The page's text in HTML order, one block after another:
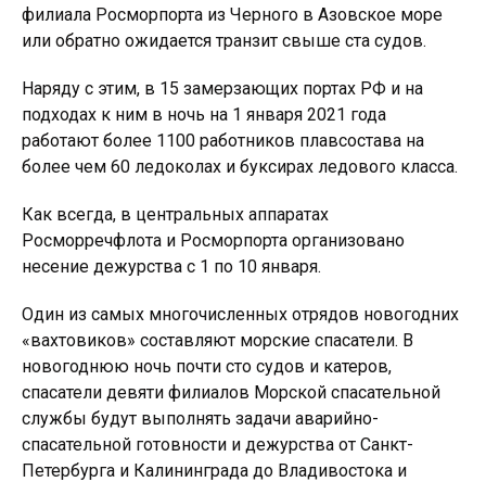
филиала Росморпорта из Черного в Азовское море
или обратно ожидается транзит свыше ста судов.
Наряду с этим, в 15 замерзающих портах РФ и на
подходах к ним в ночь на 1 января 2021 года
работают более 1100 работников плавсостава на
более чем 60 ледоколах и буксирах ледового класса.
Как всегда, в центральных аппаратах
Росморречфлота и Росморпорта организовано
несение дежурства с 1 по 10 января.
Один из самых многочисленных отрядов новогодних
«вахтовиков» составляют морские спасатели. В
новогоднюю ночь почти сто судов и катеров,
спасатели девяти филиалов Морской спасательной
службы будут выполнять задачи аварийно-
спасательной готовности и дежурства от Санкт-
Петербурга и Калининграда до Владивостока и